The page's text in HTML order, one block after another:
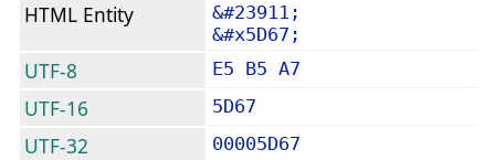
HTML Entity
&#23911;
&#x5D67;
UTF-8 E5 B5 A7
UTF-16 5D67
UTF-32 00005D67